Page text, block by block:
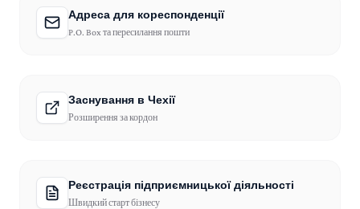
Адреса для кореспонденції
P.O. Box та пересилання пошти
Заснування в Чехії
Розширення за кордон
Реєстрація підприємницької діяльності
Швидкий старт бізнесу